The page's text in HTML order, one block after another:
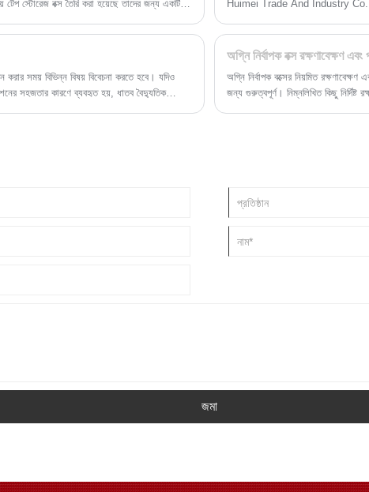
স্টোরেজ বক্স তৈরি করা হয়েছে তাদের জন্য একটি
And Industry Co., Ltd নিরাপদ, টেকসই
অ্যালয় টেপ স্টোরেজ বক্স সরবরাহ করতে
Huimei Trade And Industry Co., Ltd
করার সময় বিভিন্ন বিষয় বিবেচনা করতে হবে। যদিও
সহজতার কারণে ব্যবহৃত হয়, ধাতব বৈদ্যুতিক
অগ্নি নির্বাপক বক্স রক্ষণাবেক্ষণ এবং
অগ্নি নির্বাপক বক্সের নিয়মিত
জন্য গুরুত্বপূর্ণ। নিম্নলিখিত কিছু নির্দিষ্ট
জমা